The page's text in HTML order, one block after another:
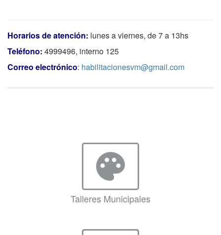
Horarios de atención: lunes a viernes, de 7 a 13hs
Teléfono: 4999496, interno 125
Correo electrónico: habilitacionesvm@gmail.com
palette
Talleres Municipales